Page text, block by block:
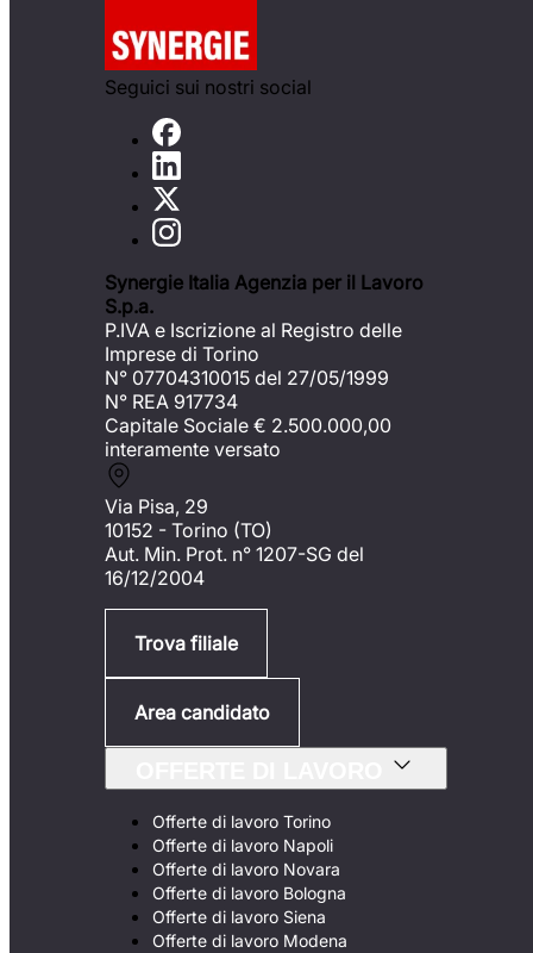
Seguici sui nostri social
Synergie Italia Agenzia per il Lavoro
S.p.a.
P.IVA e Iscrizione al Registro delle
Imprese di Torino
N° 07704310015 del 27/05/1999
N° REA 917734
Capitale Sociale € 2.500.000,00
interamente versato
Via Pisa, 29
10152 - Torino (TO)
Aut. Min. Prot. n° 1207-SG del
16/12/2004
Trova filiale
Area candidato
Offerte di lavoro Torino
Offerte di lavoro Napoli
Offerte di lavoro Novara
Offerte di lavoro Bologna
Offerte di lavoro Siena
Offerte di lavoro Modena